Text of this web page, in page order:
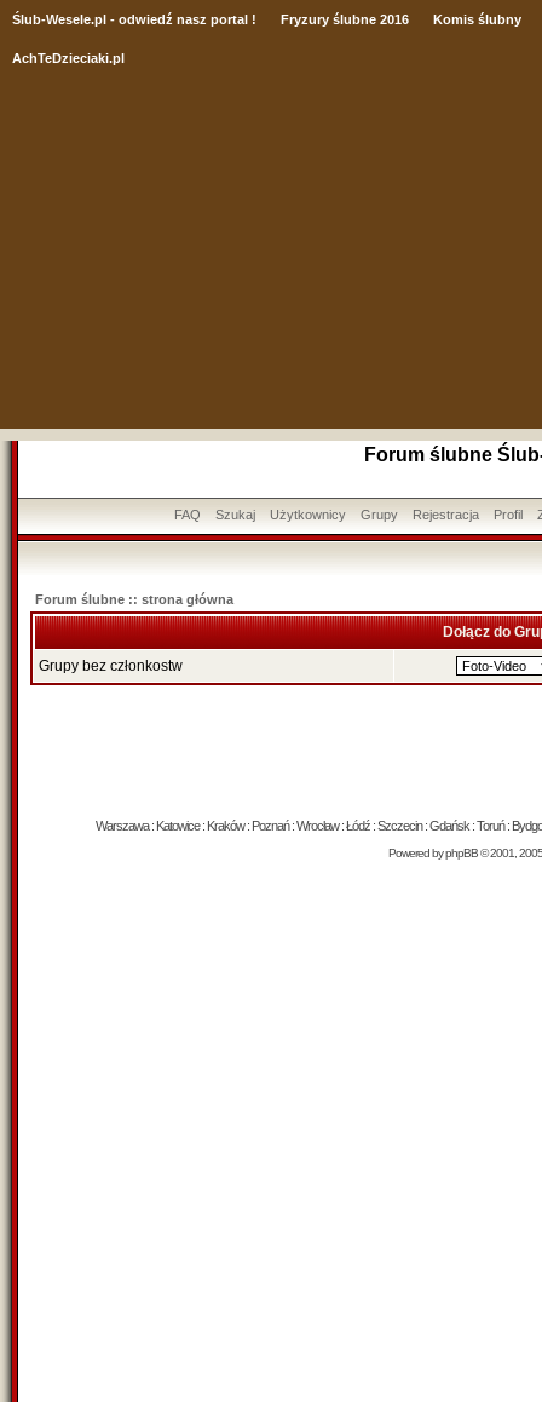
Ślub-Wesele.pl - odwiedź nasz portal ! Fryzury ślubne 2016 Komis ślubny
AchTeDzieciaki.pl
Forum ślubne
FAQ Szukaj Użytkownicy Grupy Rejestracja Profil
Forum ślubne :: strona główna
Dołącz do
Grupy bez członkostw
Warszawa : Katowice : Kraków : Poznań : Wrocław : Łódź : Szczecin : Gdańsk : Toruń :
Powered byphpBB© 2001,